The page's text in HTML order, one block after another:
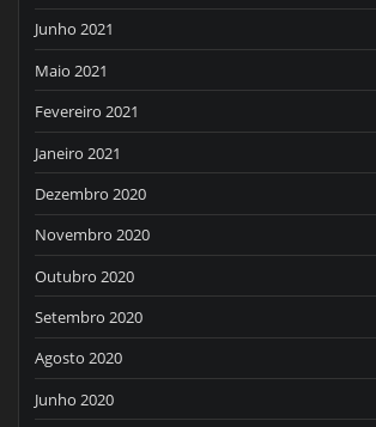
Junho 2021
Maio 2021
Fevereiro 2021
Janeiro 2021
Dezembro 2020
Novembro 2020
Outubro 2020
Setembro 2020
Agosto 2020
Junho 2020